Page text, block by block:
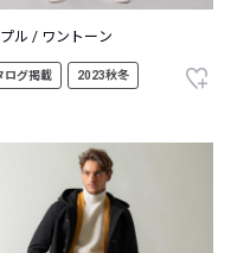
ル / ワントーン
ログ掲載 2023秋冬